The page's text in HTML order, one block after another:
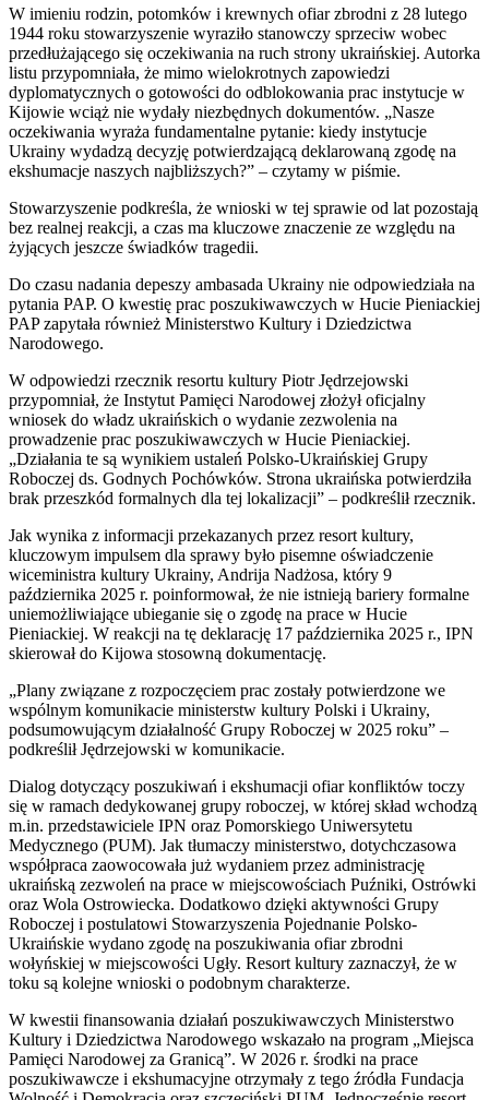
W imieniu rodzin, potomków i krewnych ofiar zbrodni z 28 lutego
1944 roku stowarzyszenie wyraziło stanowczy sprzeciw wobec
przedłużającego się oczekiwania na ruch strony ukraińskiej. Autorka
listu przypomniała, że mimo wielokrotnych zapowiedzi
dyplomatycznych o gotowości do odblokowania prac instytucje w
Kijowie wciąż nie wydały niezbędnych dokumentów. „Nasze
oczekiwania wyraża fundamentalne pytanie: kiedy instytucje
Ukrainy wydadzą decyzję potwierdzającą deklarowaną zgodę na
ekshumacje naszych najbliższych?” – czytamy w piśmie.
Stowarzyszenie podkreśla, że wnioski w tej sprawie od lat pozostają
bez realnej reakcji, a czas ma kluczowe znaczenie ze względu na
żyjących jeszcze świadków tragedii.
Do czasu nadania depeszy ambasada Ukrainy nie odpowiedziała na
pytania PAP. O kwestię prac poszukiwawczych w Hucie Pieniackiej
PAP zapytała również Ministerstwo Kultury i Dziedzictwa
Narodowego.
W odpowiedzi rzecznik resortu kultury Piotr Jędrzejowski
przypomniał, że Instytut Pamięci Narodowej złożył oficjalny
wniosek do władz ukraińskich o wydanie zezwolenia na
prowadzenie prac poszukiwawczych w Hucie Pieniackiej.
„Działania te są wynikiem ustaleń Polsko-Ukraińskiej Grupy
Roboczej ds. Godnych Pochówków. Strona ukraińska potwierdziła
brak przeszkód formalnych dla tej lokalizacji” – podkreślił rzecznik.
Jak wynika z informacji przekazanych przez resort kultury,
kluczowym impulsem dla sprawy było pisemne oświadczenie
wiceministra kultury Ukrainy, Andrija Nadżosa, który 9
października 2025 r. poinformował, że nie istnieją bariery formalne
uniemożliwiające ubieganie się o zgodę na prace w Hucie
Pieniackiej. W reakcji na tę deklarację 17 października 2025 r., IPN
skierował do Kijowa stosowną dokumentację.
„Plany związane z rozpoczęciem prac zostały potwierdzone we
wspólnym komunikacie ministerstw kultury Polski i Ukrainy,
podsumowującym działalność Grupy Roboczej w 2025 roku” –
podkreślił Jędrzejowski w komunikacie.
Dialog dotyczący poszukiwań i ekshumacji ofiar konfliktów toczy
się w ramach dedykowanej grupy roboczej, w której skład wchodzą
m.in. przedstawiciele IPN oraz Pomorskiego Uniwersytetu
Medycznego (PUM). Jak tłumaczy ministerstwo, dotychczasowa
współpraca zaowocowała już wydaniem przez administrację
ukraińską zezwoleń na prace w miejscowościach Puźniki, Ostrówki
oraz Wola Ostrowiecka. Dodatkowo dzięki aktywności Grupy
Roboczej i postulatowi Stowarzyszenia Pojednanie Polsko-
Ukraińskie wydano zgodę na poszukiwania ofiar zbrodni
wołyńskiej w miejscowości Ugły. Resort kultury zaznaczył, że w
toku są kolejne wnioski o podobnym charakterze.
W kwestii finansowania działań poszukiwawczych Ministerstwo
Kultury i Dziedzictwa Narodowego wskazało na program „Miejsca
Pamięci Narodowej za Granicą”. W 2026 r. środki na prace
poszukiwawcze i ekshumacyjne otrzymały z tego źródła Fundacja